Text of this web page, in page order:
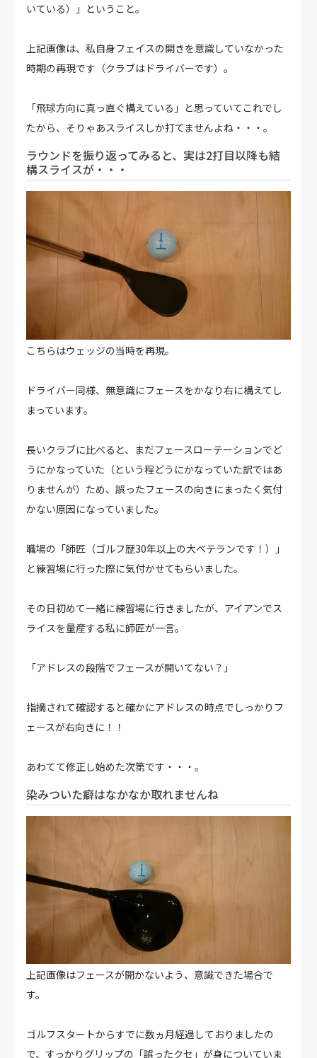
いている）」ということ。
上記画像は、私自身フェイスの開きを意識していなかった
時期の再現です（クラブはドライバーです）。
「飛球方向に真っ直ぐ構えている」と思っていてこれでし
たから、そりゃあスライスしか打てませんよね・・・。
ラウンドを振り返ってみると、実は2打目以降も結
構スライスが・・・
こちらはウェッジの当時を再現。
ドライバー同様、無意識にフェースをかなり右に構えてし
まっています。
長いクラブに比べると、まだフェースローテーションでど
うにかなっていた（という程どうにかなっていた訳ではあ
りませんが）ため、誤ったフェースの向きにまったく気付
かない原因になっていました。
職場の「師匠（ゴルフ歴30年以上の大ベテランです！）」
と練習場に行った際に気付かせてもらいました。
その日初めて一緒に練習場に行きましたが、アイアンでス
ライスを量産する私に師匠が一言。
「アドレスの段階でフェースが開いてない？」
指摘されて確認すると確かにアドレスの時点でしっかりフ
ェースが右向きに！！
あわてて修正し始めた次第です・・・。
染みついた癖はなかなか取れませんね
上記画像はフェースが開かないよう、意識できた場合で
す。
ゴルフスタートからすでに数ヵ月経過しておりましたの
で、すっかりグリップの「誤ったクセ」が身についていま